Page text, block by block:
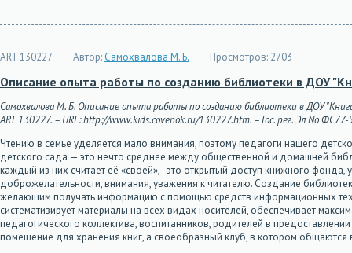
ART 130227 Автор: Самохвалова М. Б. Просмотров: 2703
Описание опыта работы по созданию библиотеки в ДОУ
Самохвалова М. Б. Описание опыта работы по созданию библиотеки в ДОУ
ART 130227. – URL: http://www.kids.covenok.ru/130227.htm. – Гос. рег. Эл No
Чтению в семье уделяется мало внимания, поэтому педагоги нашего
детского сада — это нечто среднее между общественной и домашней
каждый из них считает её «своей», - это открытый доступ книжного
доброжелательности, внимания, уважения к читателю. Создание
желающим получать информацию с помощью средств информационных
систематизирует материалы на всех видах носителей, обеспечивает
педагогического коллектива, воспитанников, родителей в
помещение для хранения книг, а своеобразный клуб, в котором общаются